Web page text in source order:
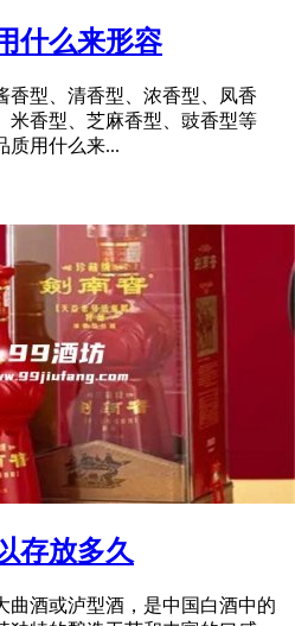
什么来形容
香型、清香型、浓香型、凤香
米香型、芝麻香型、豉香型等
质用什么来...
存放多久
曲酒或泸型酒，是中国白酒中的